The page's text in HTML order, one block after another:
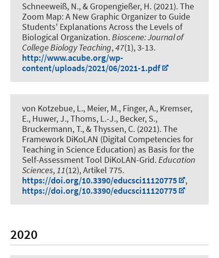
Schneeweiß, N., & Gropengießer, H. (2021).The
Zoom Map: A New Graphic Organizer to Guide
Students' Explanations Across the Levels of
Biological Organization.Bioscene: Journal of
College Biology Teaching,47(1), 3-13.
http://www.acube.org/wp-
content/uploads/2021/06/2021-1.pdf
von Kotzebue, L., Meier, M., Finger, A., Kremser,
E., Huwer, J., Thoms, L.-J., Becker, S.,
Bruckermann, T., & Thyssen, C. (2021).The
Framework DiKoLAN (Digital Competencies for
Teaching in Science Education) as Basis for the
Self-Assessment Tool DiKoLAN-Grid.Education
Sciences,11(12), Artikel 775.
https://doi.org/10.3390/educsci11120775
,
https://doi.org/10.3390/educsci11120775
2020